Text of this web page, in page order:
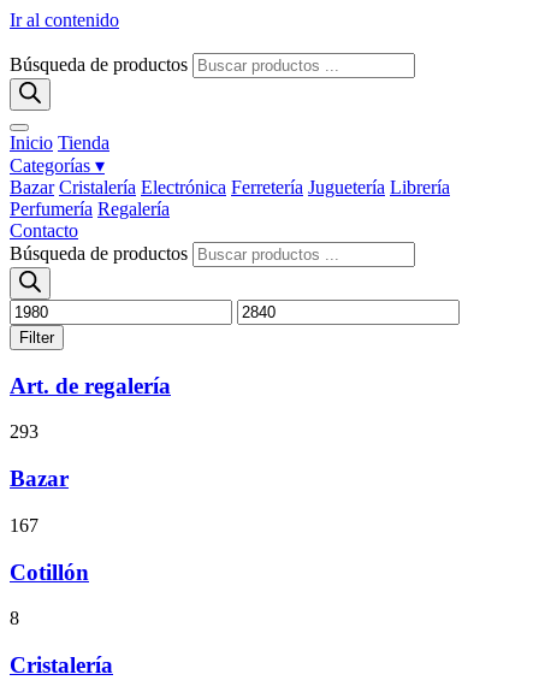
Ir al contenido
Búsqueda de productos
Inicio Tienda
Categorías ▾
Bazar Cristalería Electrónica Ferretería Juguetería Librería
Perfumería Regalería
Contacto
Búsqueda de productos
Filter
Art. de regalería
293
Bazar
167
Cotillón
8
Cristalería